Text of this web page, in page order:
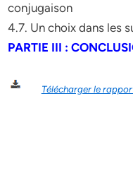
conjugaison
4.7. Un choix dans les
PARTIE III :
Télécharger le